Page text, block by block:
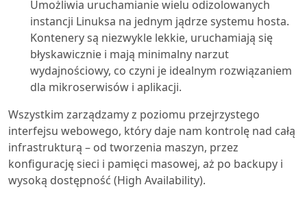
Umożliwia uruchamianie wielu odizolowanych
instancji Linuksa na jednym jądrze systemu hosta.
Kontenery są niezwykle lekkie, uruchamiają się
błyskawicznie i mają minimalny narzut
wydajnościowy, co czyni je idealnym rozwiązaniem
dla mikroserwisów i aplikacji.
Wszystkim zarządzamy z poziomu przejrzystego
interfejsu webowego, który daje nam kontrolę nad całą
infrastrukturą – od tworzenia maszyn, przez
konfigurację sieci i pamięci masowej, aż po backupy i
wysoką dostępność (High Availability).